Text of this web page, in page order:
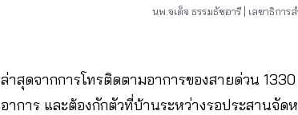
นพ.จเด็จ ธรรมธัชอารี​ | เลขาธิกา
ล่าสุดจากการโทรติดตามอาการของสายด่วน
อาการ และต้องกักตัวที่บ้านระหว่างรอประสานจัด